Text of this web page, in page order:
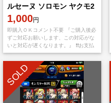
ルセーヌ ソロモン ヤクモ2
体🍎
1,000円
即購入ＯＫコメント不要 『ご購入後必
ずご対応お願いします、この対応がな
いと対応が遅くなります。』 ❗️❗️お支払
い後、アプリをappStoreもしくは
Googleplayから【捨てメアド
SOLD